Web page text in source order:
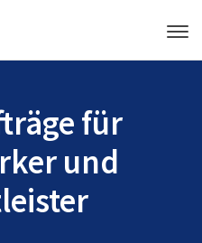
für
und